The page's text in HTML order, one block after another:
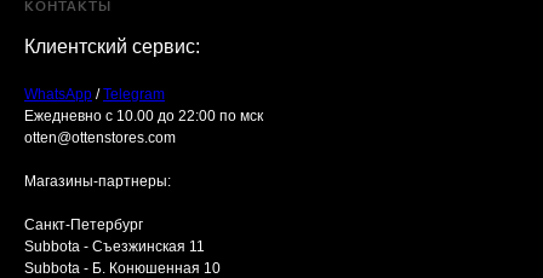
КОНТАКТЫ
Клиентский сервис:
WhatsApp /Telegram
Ежедневно с 10.00 до 22:00 по мск
otten@ottenstores.com
Магазины-партнеры:
Санкт-Петербург
Subbota - Съезжинская 11
Subbota - Б. Конюшенная 10